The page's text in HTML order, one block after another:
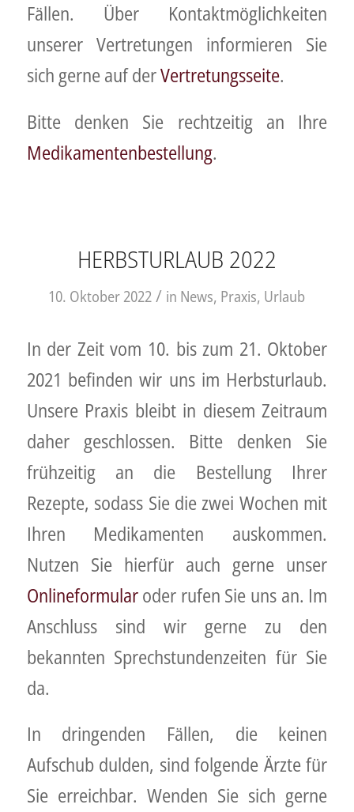
Fällen. Über Kontaktmöglichkeiten
unserer Vertretungen informieren Sie
sich gerne auf derVertretungsseite.
Bitte denken Sie rechtzeitig an Ihre
Medikamentenbestellung.
HERBSTURLAUB 2022
10. Oktober 2022 / in News, Praxis, Urlaub
In der Zeit vom 10. bis zum 21. Oktober
2021 befinden wir uns im Herbsturlaub.
Unsere Praxis bleibt in diesem Zeitraum
daher geschlossen. Bitte denken Sie
frühzeitig an die Bestellung Ihrer
Rezepte, sodass Sie die zwei Wochen mit
Ihren Medikamenten auskommen.
Nutzen Sie hierfür auch gerne unser
Onlineformularoder rufen Sie uns an. Im
Anschluss sind wir gerne zu den
bekannten Sprechstundenzeiten für Sie
da.
In dringenden Fällen, die keinen
Aufschub dulden, sind folgende Ärzte für
Sie erreichbar. Wenden Sie sich gerne